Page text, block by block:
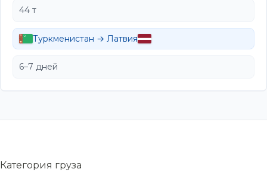
44 т
Туркменистан → Латвия
6–7 дней
Категория груза